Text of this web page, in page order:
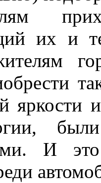
их и
яркости
И